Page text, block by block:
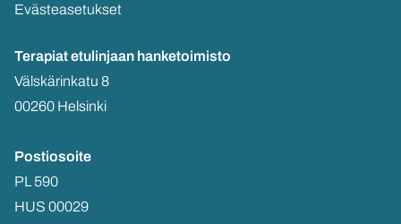
Eväs­tea­se­tuk­set
Te­ra­piat etu­lin­jaan han­ke­toi­mis­to
Väls­kä­rin­ka­tu 8
00260 Hel­sin­ki
Pos­tio­soi­te
PL 590
HUS 00029